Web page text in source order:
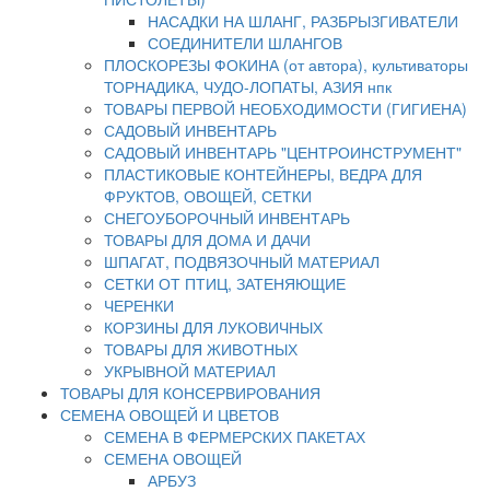
НАСАДКИ НА ШЛАНГ, РАЗБРЫЗГИВАТЕЛИ
СОЕДИНИТЕЛИ ШЛАНГОВ
ПЛОСКОРЕЗЫ ФОКИНА (от автора), культиваторы
ТОРНАДИКА, ЧУДО-ЛОПАТЫ, АЗИЯ нпк
ТОВАРЫ ПЕРВОЙ НЕОБХОДИМОСТИ (ГИГИЕНА)
САДОВЫЙ ИНВЕНТАРЬ
САДОВЫЙ ИНВЕНТАРЬ "ЦЕНТРОИНСТРУМЕНТ"
ПЛАСТИКОВЫЕ КОНТЕЙНЕРЫ, ВЕДРА ДЛЯ
ФРУКТОВ, ОВОЩЕЙ, СЕТКИ
СНЕГОУБОРОЧНЫЙ ИНВЕНТАРЬ
ТОВАРЫ ДЛЯ ДОМА И ДАЧИ
ШПАГАТ, ПОДВЯЗОЧНЫЙ МАТЕРИАЛ
СЕТКИ ОТ ПТИЦ, ЗАТЕНЯЮЩИЕ
ЧЕРЕНКИ
КОРЗИНЫ ДЛЯ ЛУКОВИЧНЫХ
ТОВАРЫ ДЛЯ ЖИВОТНЫХ
УКРЫВНОЙ МАТЕРИАЛ
ТОВАРЫ ДЛЯ КОНСЕРВИРОВАНИЯ
СЕМЕНА ОВОЩЕЙ И ЦВЕТОВ
СЕМЕНА В ФЕРМЕРСКИХ ПАКЕТАХ
СЕМЕНА ОВОЩЕЙ
АРБУЗ